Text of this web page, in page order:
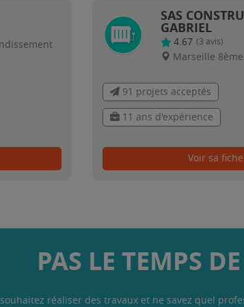
SAS
GABRIEL
4.67 (3 avis)
Marseille
91 projets acceptés
11 ans d'expérience
Voir sa fiche
PAS LE TEMPS
réaliser des travaux et ne savez quel